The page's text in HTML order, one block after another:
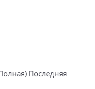
Последняя